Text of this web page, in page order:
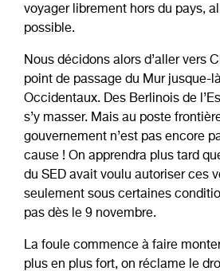
voyager librement hors du pays,
possible.
Nous décidons alors d’aller vers
point de passage du Mur jusque-
Occidentaux. Des Berlinois de
s’y masser. Mais au poste
gouvernement n’est pas encore
cause ! On apprendra plus tard
du SED avait voulu autoriser ces
seulement sous certaines
pas dès le 9 novembre.
La foule commence à faire
plus en plus fort, on réclame le